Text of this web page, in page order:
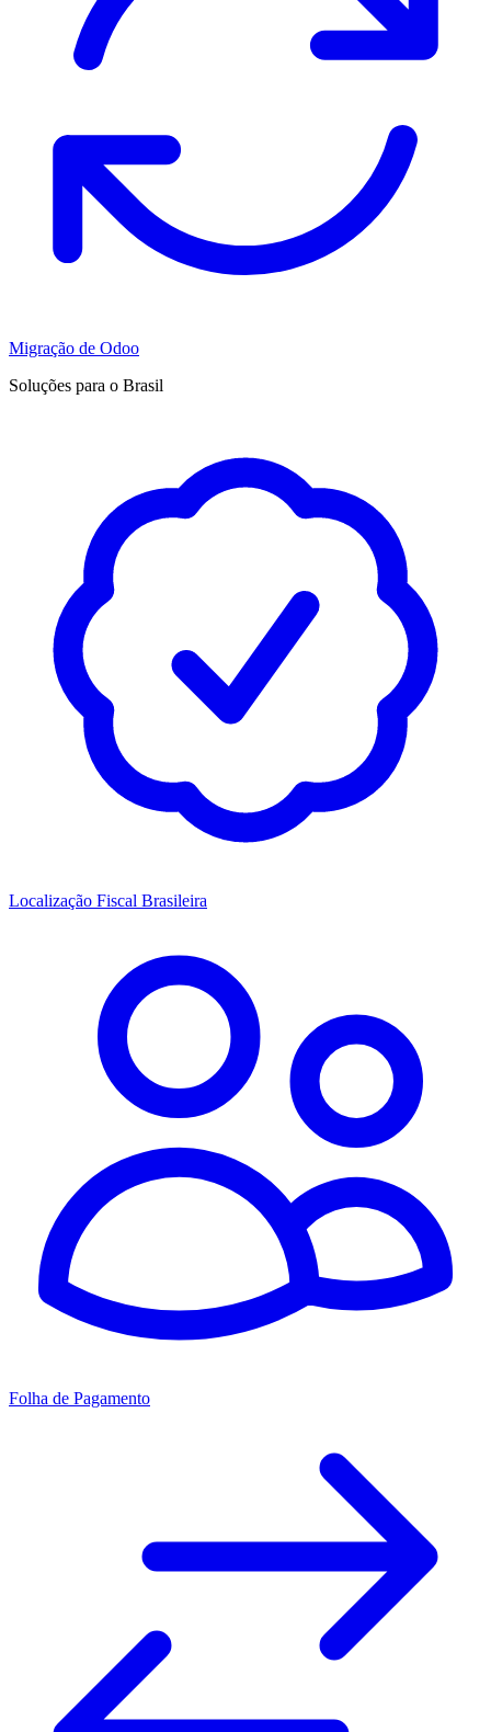
Migração de Odoo
Soluções para o Brasil
Localização Fiscal Brasileira
Folha de Pagamento